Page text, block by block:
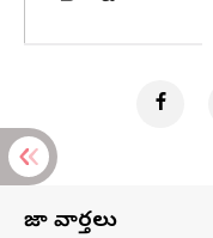
తాజా వార్తలు